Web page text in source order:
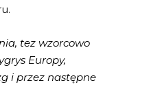
tez wzorcowo
Europy,
i przez następne